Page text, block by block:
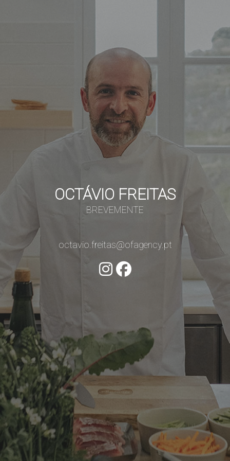
OCTÁVIO FREITAS
BREVEMENTE
octavio.freitas@ofagency.pt